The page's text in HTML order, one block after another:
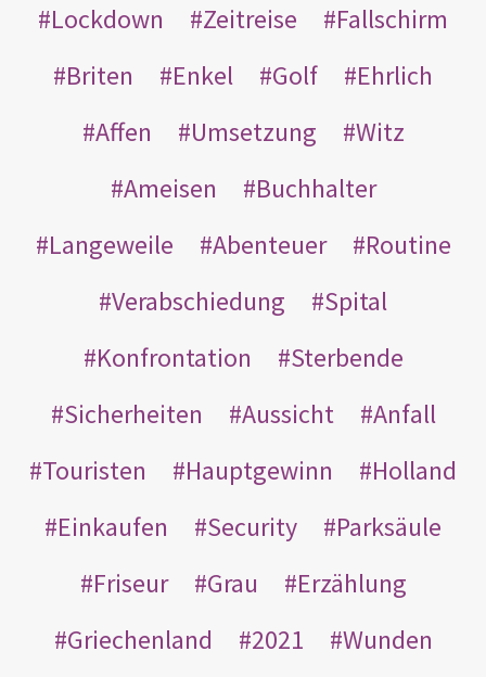
Lockdown
Zeitreise
Fallschirm
Briten
Enkel Golf
Ehrlich
Affen
Umsetzung
Witz
Ameisen
Buchhalter
Langeweile
Abenteuer
Routine
Verabschiedung
Spital
Konfrontation
Sterbende
Sicherheiten
Aussicht
Anfall
Touristen
Hauptgewinn
Holland
Einkaufen
Security
Parksäule
Friseur
Grau
Erzählung
Griechenland
2021
Wunden